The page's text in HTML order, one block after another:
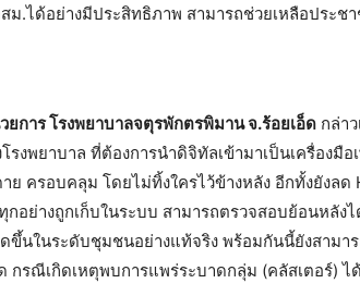
ม.ได้อย่างมีประสิทธิภาพ สามารถช่วยเหลือประช
การ โรงพยาบาลจตุรพักตรพิมาน จ.ร้อยเอ็ด กล่า
งพยาบาล ที่ต้องการนำดิจิทัลเข้ามาเป็นเครื่อง
ย ครอบคลุม โดยไม่ทิ้งใครไว้ข้างหลัง อีกทั้งยังลด
อย่างถูกเก็บในระบบ สามารถตรวจสอบย้อนหลัง
ขึ้นในระดับชุมชนอย่างแท้จริง พร้อมกันนี้ยังสามา
กรณีเกิดเหตุพบการแพร่ระบาดกลุ่ม (คลัสเตอร์) ไ